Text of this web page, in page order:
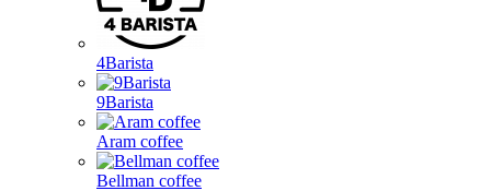
4Barista
9Barista
Aram coffee
Bellman coffee